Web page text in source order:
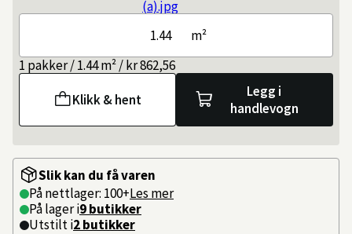
m²
1 pakker / 1.44 m² / kr 862,56
Klikk & hent
Legg i
handlevogn
Slik kan du få varen
På nettlager: 100+Les mer
På lager i9 butikker
Utstilt i2butikker